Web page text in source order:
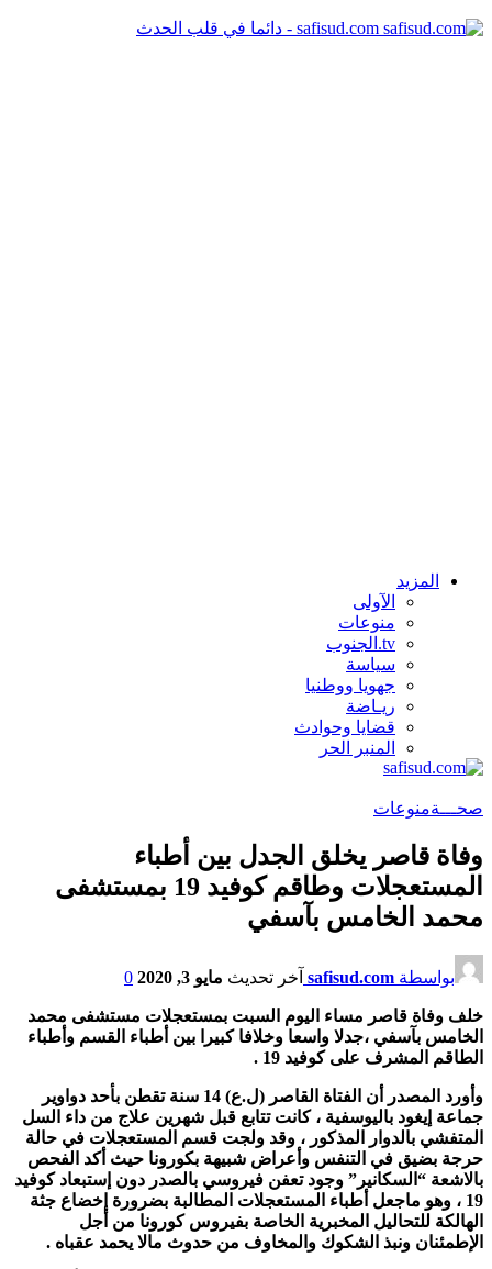
safisud.com - دائما في قلب الحدث
المزيد
الآولى
منوعات
tv.الجنوب
سياسة
جهويا ووطنيا
ريـاضة
قضايا وحوادث
المنبر الحر
صحـــةمنوعات
وفاة قاصر يخلق الجدل بين أطباء
المستعجلات وطاقم كوفيد 19 بمستشفى
محمد الخامس بآسفي
بواسطة safisud.com آخر تحديث مايو 3, 2020 0
خلف وفاة قاصر مساء اليوم السبت بمستعجلات مستشفى محمد
الخامس بآسفي ،جدلا واسعا وخلافا كبيرا بين أطباء القسم وأطباء
الطاقم المشرف على كوفيد 19 .
وأورد المصدر أن الفتاة القاصر (ل.ع) 14 سنة تقطن بأحد دواوير
جماعة إيغود باليوسفية ، كانت تتابع قبل شهرين علاج من داء السل
المتفشي بالدوار المذكور ، وقد ولجت قسم المستعجلات في حالة
حرجة بضيق في التنفس وأعراض شبيهة بكورونا حيث أكد الفحص
بالاشعة “السكانير” وجود تعفن فيروسي بالصدر دون إستبعاد كوفيد
19 ، وهو ماجعل أطباء المستعجلات المطالبة بضرورة إخضاع جثة
الهالكة للتحاليل المخبرية الخاصة بفيروس كورونا من أجل
الإطمئنان ونبذ الشكوك والمخاوف من حدوث مالا يحمد عقباه .